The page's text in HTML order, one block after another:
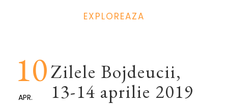
EXPLOREAZA
10
APR.
Zilele Bojdeucii,
13-14 aprilie 2019